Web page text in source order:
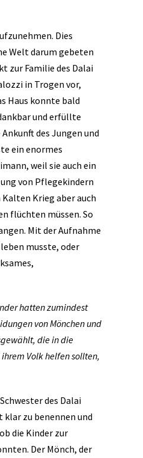
Dies
Welt darum gebeten
zur Familie des Dalai
in Trogen vor,
Haus konnte bald
und erfüllte
des Jungen und
ein enormes
weil sie auch ein
von Pflegekindern
Krieg aber auch
flüchten müssen. So
Mit der Aufnahme
musste, oder
hatten zumindest
von Mönchen und
die in die
Volk helfen sollten,
des Dalai
zu benennen und
die Kinder zur
Der Mönch, der